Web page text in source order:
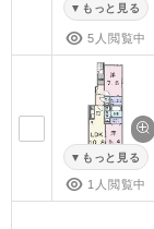
もっと見る
5人閲覧中
もっと見る
1人閲覧中